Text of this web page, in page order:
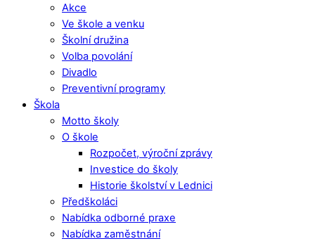
Akce
Ve škole a venku
Školní družina
Volba povolání
Divadlo
Preventivní programy
Škola
Motto školy
O škole
Rozpočet, výroční zprávy
Investice do školy
Historie školství v Lednici
Předškoláci
Nabídka odborné praxe
Nabídka zaměstnání